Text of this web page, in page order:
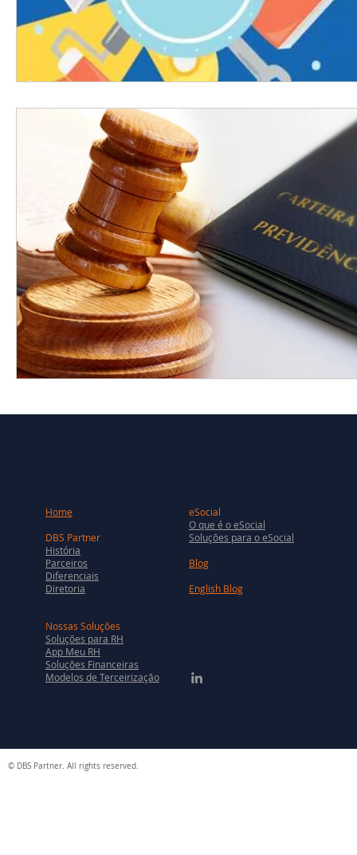
Home
DBS Partner
História
Parceiros
Diferenciais
Diretoria
eSocial
O que é o eSocial
Soluções para o eSocial
Blog
English Blog
Nossas Soluções
Soluções para RH
App Meu RH
Soluções Financeiras
Modelos de Terceirização
© DBS Partner. All rights reserved.